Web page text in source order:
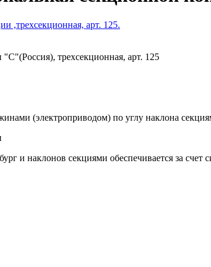
трехсекционная, арт. 125
(электроприводом) по углу наклона
и наклонов секциями обеспечивается за счет